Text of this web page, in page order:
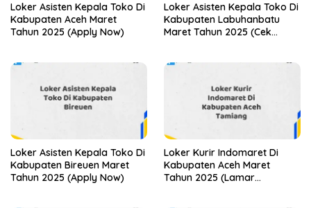
Loker Asisten Kepala Toko Di
Kabupaten Aceh Maret
Tahun 2025 (Apply Now)
Loker Asisten Kepala Toko Di
Kabupaten Labuhanbatu
Maret Tahun 2025 (Cek
Loker Asisten Kepala Toko Di
Kabupaten Bireuen Maret
Tahun 2025 (Apply Now)
Loker Kurir Indomaret Di
Kabupaten Aceh Maret
Tahun 2025 (Lamar